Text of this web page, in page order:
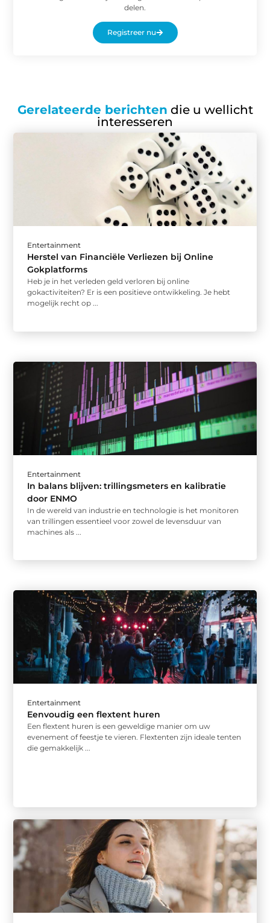
delen.
Registreer nu
Gerelateerde berichten die u wellicht
interesseren
Entertainment
Herstel van Financiële Verliezen bij Online
Gokplatforms
Heb je in het verleden geld verloren bij online
gokactiviteiten? Er is een positieve ontwikkeling. Je hebt
mogelijk recht op ...
Entertainment
In balans blijven: trillingsmeters en kalibratie
door ENMO
In de wereld van industrie en technologie is het monitoren
van trillingen essentieel voor zowel de levensduur van
machines als ...
Entertainment
Eenvoudig een flextent huren
Een flextent huren is een geweldige manier om uw
evenement of feestje te vieren. Flextenten zijn ideale tenten
die gemakkelijk ...